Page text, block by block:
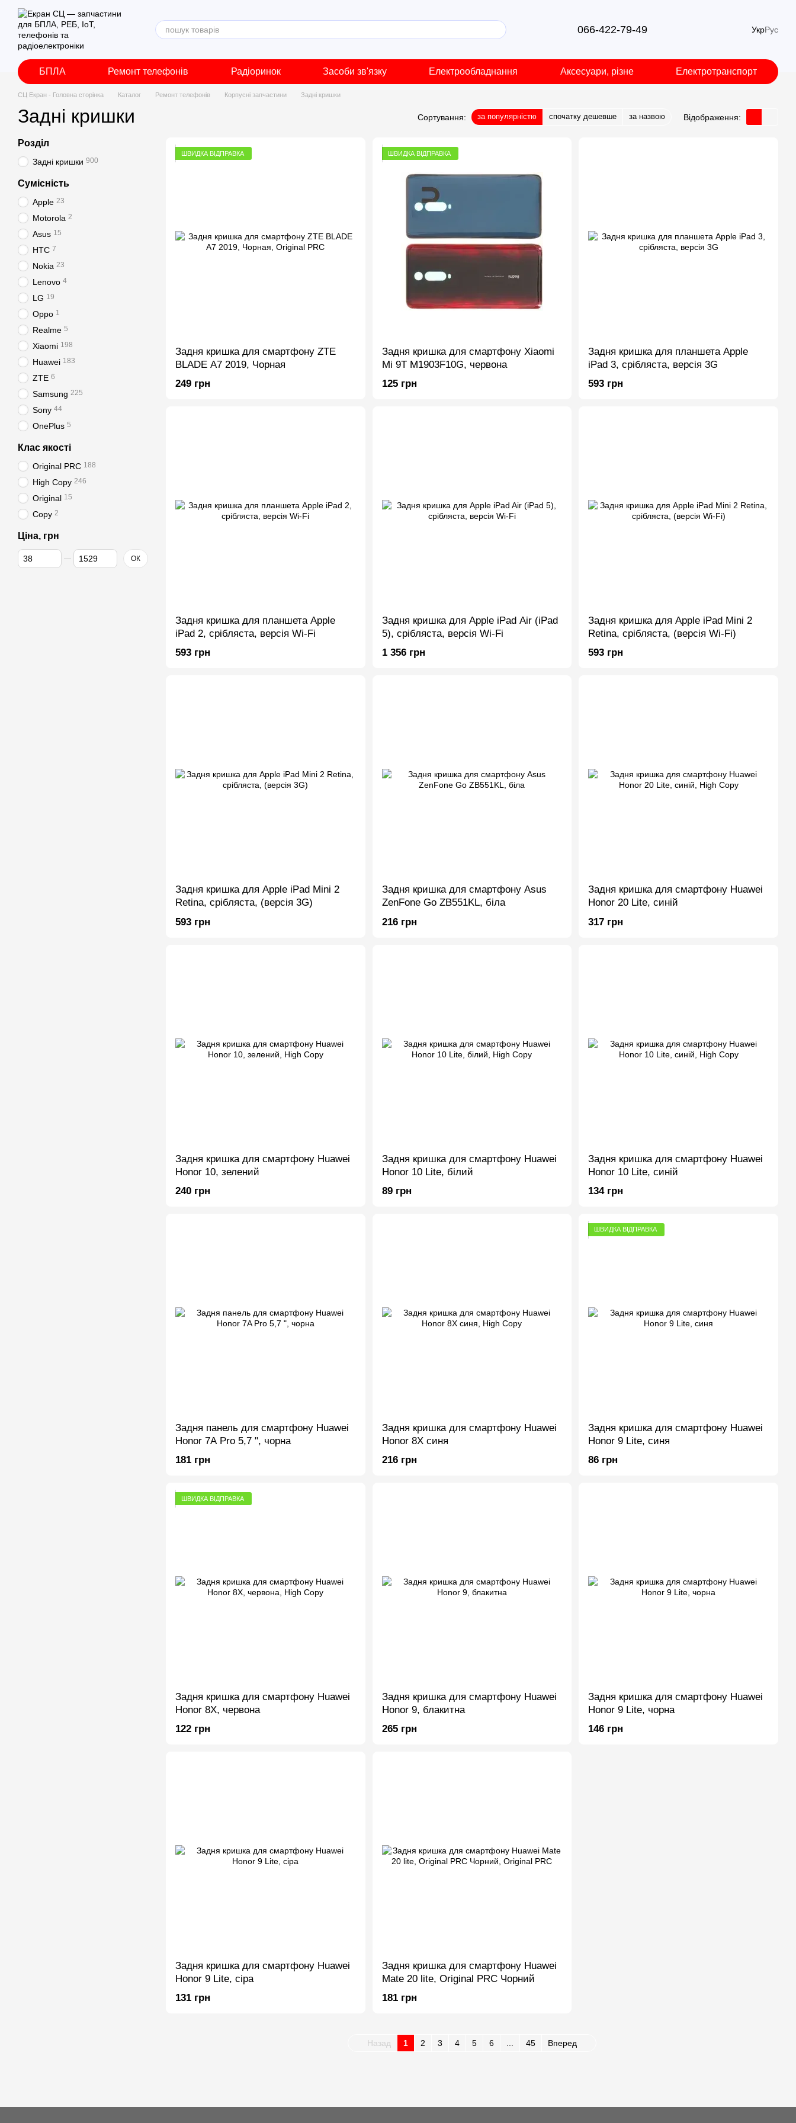
Перейти до основного контенту
066-422-79-49 УкрРус
БПЛА Ремонт телефонів Радіоринок Засоби зв'язку Електрообладнання Аксесуари, різне Електротранспорт
СЦ Екран - Головна сторінка Каталог Ремонт телефонів Корпусні запчастини Задні кришки
Задні кришки Сортування: за популярністю спочатку дешевше за назвою Відображення:
ШВИДКА ВІДПРАВКА
Задня кришка для смартфону ZTE
BLADE A7 2019, Чорная
249 грн
ШВИДКА ВІДПРАВКА
Задня кришка для смартфону Xiaomi
Mi 9T M1903F10G, червона
125 грн
Задня кришка для планшета Apple
iPad 3, срібляста, версія 3G
593 грн
Задня кришка для планшета Apple
iPad 2, срібляста, версія Wi-Fi
593 грн
Задня кришка для Apple iPad Air (iPad
5), срібляста, версія Wi-Fi
1 356 грн
Задня кришка для Apple iPad Mini 2
Retina, срібляста, (версія Wi-Fi)
593 грн
Задня кришка для Apple iPad Mini 2
Retina, срібляста, (версія 3G)
593 грн
Задня кришка для смартфону Asus
ZenFone Go ZB551KL, біла
216 грн
Задня кришка для смартфону Huawei
Honor 20 Lite, синій
317 грн
Задня кришка для смартфону Huawei
Honor 10, зелений
240 грн
Задня кришка для смартфону Huawei
Honor 10 Lite, білий
89 грн
Задня кришка для смартфону Huawei
Honor 10 Lite, синій
134 грн
Задня панель для смартфону Huawei
Honor 7A Pro 5,7 ", чорна
181 грн
Задня кришка для смартфону Huawei
Honor 8X синя
216 грн
ШВИДКА ВІДПРАВКА
Задня кришка для смартфону Huawei
Honor 9 Lite, синя
86 грн
ШВИДКА ВІДПРАВКА
Задня кришка для смартфону Huawei
Honor 8X, червона
122 грн
Задня кришка для смартфону Huawei
Honor 9, блакитна
265 грн
Задня кришка для смартфону Huawei
Honor 9 Lite, чорна
146 грн
Задня кришка для смартфону Huawei
Honor 9 Lite, сіра
131 грн
Задня кришка для смартфону Huawei
Mate 20 lite, Original PRC Чорний
181 грн
Назад 1 2 3 4 5 6 ... 45 Вперед
Розділ
Задні кришки 900
Сумісність
Apple 23
Motorola 2
Asus 15
HTC 7
Nokia 23
Lenovo 4
LG 19
Oppo 1
Realme 5
Xiaomi 198
Huawei 183
ZTE 6
Samsung 225
Sony 44
OnePlus 5
Клас якості
Original PRC 188
High Copy 246
Original 15
Copy 2
Ціна, грн
Від Ціна, грн
До Ціна, грн ОК